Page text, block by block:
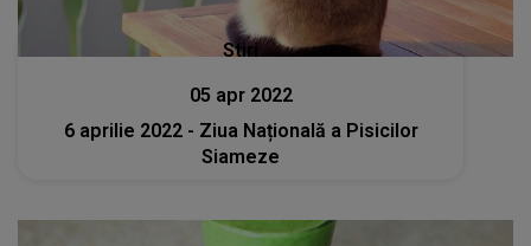
Stiri
05 apr 2022
6 aprilie 2022 - Ziua Națională a Pisicilor
Siameze